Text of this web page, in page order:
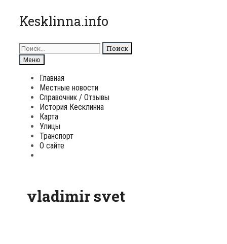
Перейти
к
Kesklinna.info
Поиск
для:
Поиск
Меню
Главная
Местные новости
Справочник / Отзывы
История Кесклинна
Карта
Улицы
Транспорт
О сайте
vladimir svet